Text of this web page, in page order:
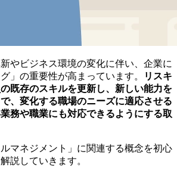
やビジネス環境の変化に伴い、企業に
」の重要性が高まっています。
リスキ
既存のスキルを更新し、新しい能力を
、変化する職場のニーズに適応させる
務や職業にも対応できるようにする取
マネジメント」に関連する概念を初心
説していきます。